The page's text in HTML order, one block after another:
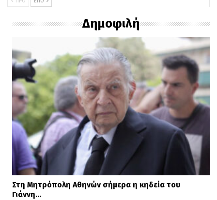
ενώ στον δεύτερο, που αναμένεται το
επόμενο διάστημα, η συμμετοχή φτάνει
Δημοφιλή
Στη Μητρόπολη Αθηνών σήμερα η κηδεία του
Γιάννη…